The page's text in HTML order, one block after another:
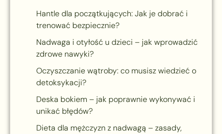
Hantle dla początkujących: Jak je dobrać i
trenować bezpiecznie?
Nadwaga i otyłość u dzieci – jak wprowadzić
zdrowe nawyki?
Oczyszczanie wątroby: co musisz wiedzieć o
detoksykacji?
Deska bokiem – jak poprawnie wykonywać i
unikać błędów?
Dieta dla mężczyzn z nadwagą – zasady,